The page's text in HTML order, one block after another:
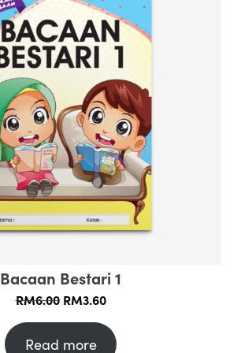
Bacaan Bestari 1
RM6.00 Original
price
RM3.60Current
is:
Read more